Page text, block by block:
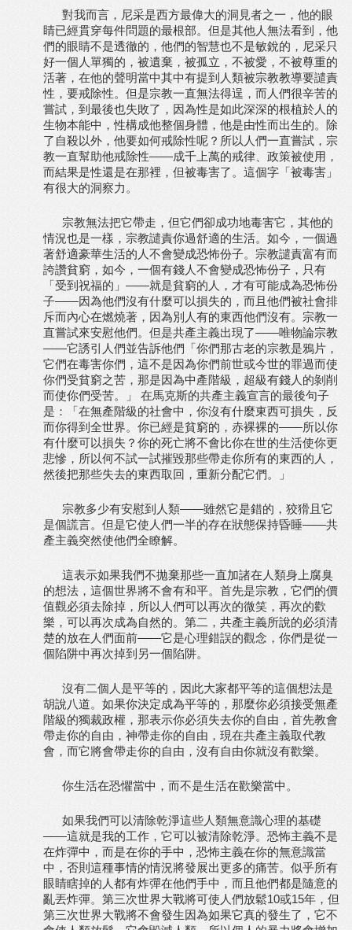
對我而言，尼采是西方最偉大的洞見者之一，他的眼
睛已經貫穿每件問題的最根部。但是其他人無法看到，他
們的眼睛不是透徹的，他們的智慧也不是敏銳的，尼采只
好一個人單獨的，被遺棄，被孤立，不被愛，不被尊重的
活著，在他的聲明當中其中有提到人類被宗教教導要譴責
性，要戒除性。但是宗教一直無法得逞，而人們很辛苦的
嘗試，到最後也失敗了，因為性是如此深深的根植於人的
生物本能中，性構成他整個身體，他是由性而出生的。除
了自殺以外，他要如何戒除性呢？所以人們一直嘗試，宗
教一直幫助他戒除性——成千上萬的戒律、政策被使用，
而結果是性還是在那裡，但被毒害了。這個字「被毒害」
有很大的洞察力。
宗教無法把它帶走，但它們卻成功地毒害它，其他的
情況也是一樣，宗教譴責你過舒適的生活。如今，一個過
著舒適豪華生活的人不會變成恐怖份子。宗教譴責富有而
誇讚貧窮，如今，一個有錢人不會變成恐怖份子，只有
「受到祝福的」——就是貧窮的人，才有可能成為恐怖份
子——因為他們沒有什麼可以損失的，而且他們被社會排
斥而內心在燃燒著，因為別人有的東西他們沒有。宗教一
直嘗試來安慰他們。但是共產主義出現了——唯物論宗教
——它誘引人們並告訴他們「你們那古老的宗教是鴉片，
它們在毒害你們，這不是因為你們前世或今世的罪過而使
你們受貧窮之苦，那是因為中產階級，超級有錢人的剝削
而使你們受苦。」 在馬克斯的共產主義宣言的最後句子
是：「在無產階級的社會中，你沒有什麼東西可損失，反
而你得到全世界。你已經是貧窮的，赤裸裸的——所以你
有什麼可以損失？你的死亡將不會比你在世的生活使你更
悲慘，所以何不試一試摧毀那些帶走你所有的東西的人，
然後把那些失去的東西取回，重新分配它們。」
宗教多少有安慰到人類——雖然它是錯的，狡猾且它
是個謊言。但是它使人們一半的存在狀態保持昏睡——共
產主義突然使他們全瞭解。
這表示如果我們不拋棄那些一直加諸在人類身上腐臭
的想法，這個世界將不會有和平。首先是宗教，它們的價
值觀必須去除掉，所以人們可以再次的微笑，再次的歡
樂，可以再次成為自然的。第二，共產主義所說的必須清
楚的放在人們面前——它是心理錯誤的觀念，你們是從一
個陷阱中再次掉到另一個陷阱。
沒有二個人是平等的，因此大家都平等的這個想法是
胡說八道。如果你決定成為平等的，那麼你必須接受無產
階級的獨裁政權，那表示你必須失去你的自由，首先教會
帶走你的自由，神帶走你的自由，現在共產主義取代教
會，而它將會帶走你的自由，沒有自由你就沒有歡樂。
你生活在恐懼當中，而不是生活在歡樂當中。
如果我們可以清除乾淨這些人類無意識心理的基礎
——這就是我的工作，它可以被清除乾淨。恐怖主義不是
在炸彈中，而是在你的手中，恐怖主義在你的無意識當
中，否則這種事情的情況將發展出更多的痛苦。似乎所有
眼睛瞎掉的人都有炸彈在他們手中，而且他們都是隨意的
亂丟炸彈。第三次世界大戰將可使人們放鬆10或15年，但
第三次世界大戰將不會發生因為如果它真的發生了，它不